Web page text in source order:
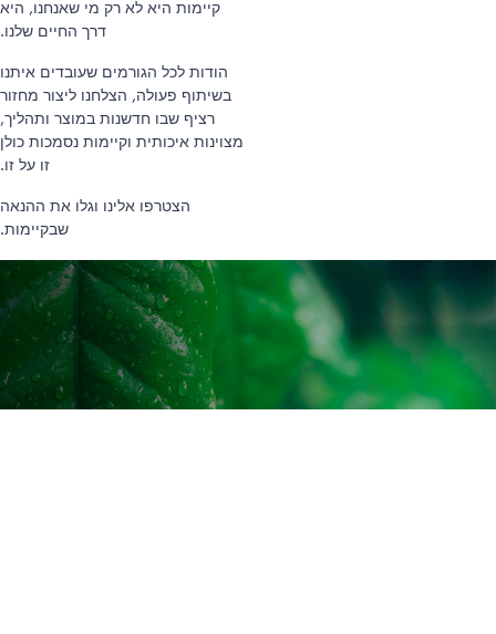
קיימות היא לא רק מי שאנחנו, היא
דרך החיים שלנו.
הודות לכל הגורמים שעובדים איתנו
בשיתוף פעולה, הצלחנו ליצור מחזור
רציף שבו חדשנות במוצר ותהליך,
מצוינות איכותית וקיימות נסמכות כולן
זו על זו.
הצטרפו אלינו וגלו את ההנאה
שבקיימות.